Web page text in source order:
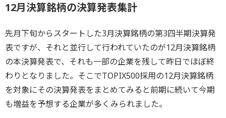
12月決算銘柄の決算発表集計
先月下旬からスタートした3月決算銘柄の第3四半期決算発
表ですが、それと並行して行われていたのが12月決算銘柄
の本決算発表で、それも一部の企業を残して昨日でほぼ終
わりとなりました。そこでTOPIX500採用の12月決算銘柄
を対象にその決算発表をまとめてみると前期に続いて今期
も増益を予想する企業が多くみられました。